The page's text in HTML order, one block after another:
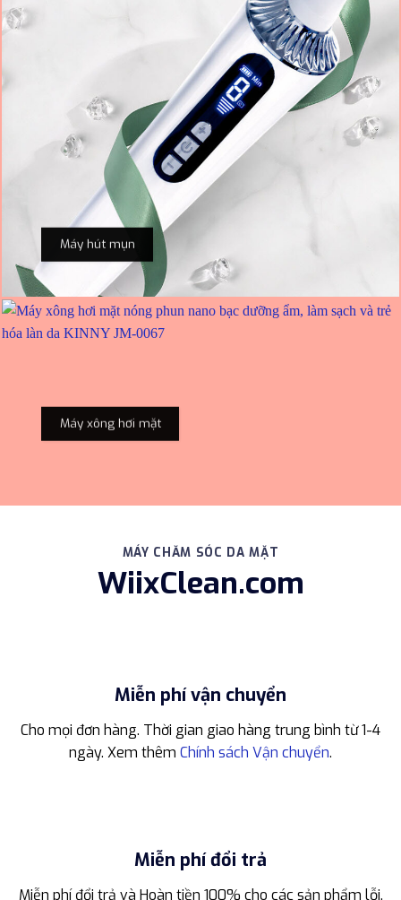
Máy hút mụn
Máy xông hơi mặt
MÁY CHĂM SÓC DA MẶT
WiixClean.com
Miễn phí vận chuyển
Cho mọi đơn hàng. Thời gian giao hàng trung bình từ 1-4
ngày. Xem thêm Chính sách Vận chuyển.
Miễn phí đổi trả
Miễn phí đổi trả và Hoàn tiền 100% cho các sản phẩm lỗi.